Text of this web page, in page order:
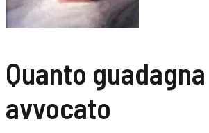
Quanto
avvocato